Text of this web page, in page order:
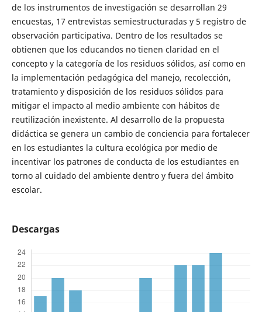
de los instrumentos de investigación se desarrollan 29
encuestas, 17 entrevistas semiestructuradas y 5 registro de
observación participativa. Dentro de los resultados se
obtienen que los educandos no tienen claridad en el
concepto y la categoría de los residuos sólidos, así como en
la implementación pedagógica del manejo, recolección,
tratamiento y disposición de los residuos sólidos para
mitigar el impacto al medio ambiente con hábitos de
reutilización inexistente. Al desarrollo de la propuesta
didáctica se genera un cambio de conciencia para fortalecer
en los estudiantes la cultura ecológica por medio de
incentivar los patrones de conducta de los estudiantes en
torno al cuidado del ambiente dentro y fuera del ámbito
escolar.
Descargas